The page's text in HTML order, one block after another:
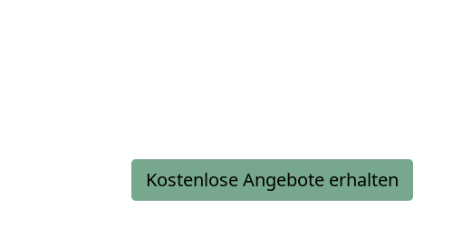
Kostenlose Angebote erhalten